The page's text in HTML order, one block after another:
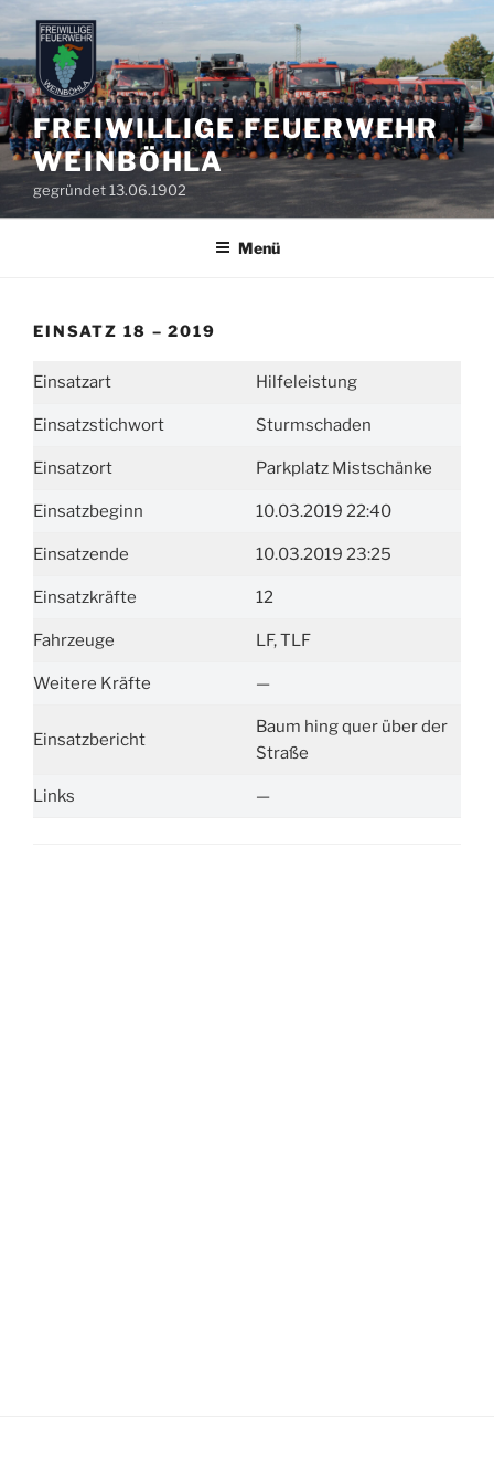
Inhalt
springen
FREIWILLIGE FEUERWEHR
WEINBÖHLA
gegründet 13.06.1902
Menü
EINSATZ 18 – 2019
Einsatzart Hilfeleistung
Einsatzstichwort Sturmschaden
Einsatzort Parkplatz Mistschänke
Einsatzbeginn 10.03.2019 22:40
Einsatzende 10.03.2019 23:25
Einsatzkräfte 12
Fahrzeuge LF, TLF
Weitere Kräfte —
Einsatzbericht
Baum hing quer über der
Straße
Links —